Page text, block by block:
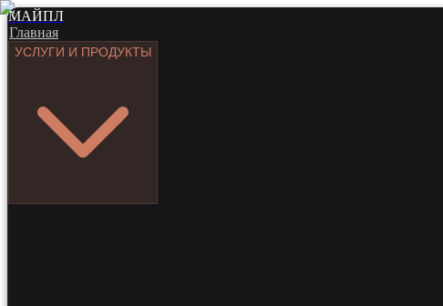
МАЙПЛ
Главная
УСЛУГИ И ПРОДУКТЫ